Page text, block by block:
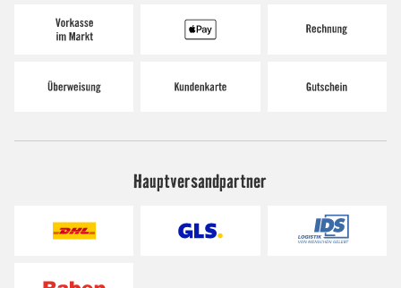
Hauptversandpartner